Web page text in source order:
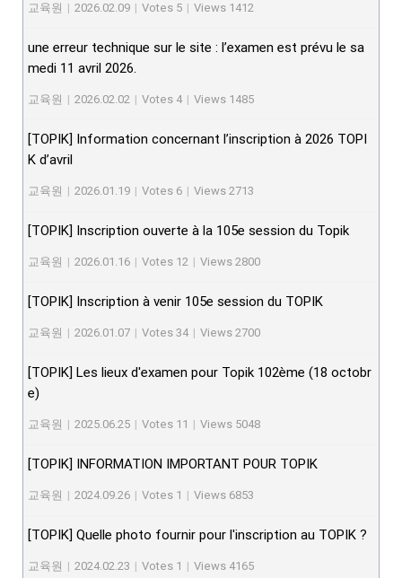
교육원 | 2026.02.09 | Votes 5 | Views 1412
une erreur technique sur le site : l’examen est prévu le sa
medi 11 avril 2026.
교육원 | 2026.02.02 | Votes 4 | Views 1485
[TOPIK] Information concernant l’inscription à 2026 TOPI
K d’avril
교육원 | 2026.01.19 | Votes 6 | Views 2713
[TOPIK] Inscription ouverte à la 105e session du Topik
교육원 | 2026.01.16 | Votes 12 | Views 2800
[TOPIK] Inscription à venir 105e session du TOPIK
교육원 | 2026.01.07 | Votes 34 | Views 2700
[TOPIK] Les lieux d'examen pour Topik 102ème (18 octobr
e)
교육원 | 2025.06.25 | Votes 11 | Views 5048
[TOPIK] INFORMATION IMPORTANT POUR TOPIK
교육원 | 2024.09.26 | Votes 1 | Views 6853
[TOPIK] Quelle photo fournir pour l'inscription au TOPIK ?
교육원 | 2024.02.23 | Votes 1 | Views 4165